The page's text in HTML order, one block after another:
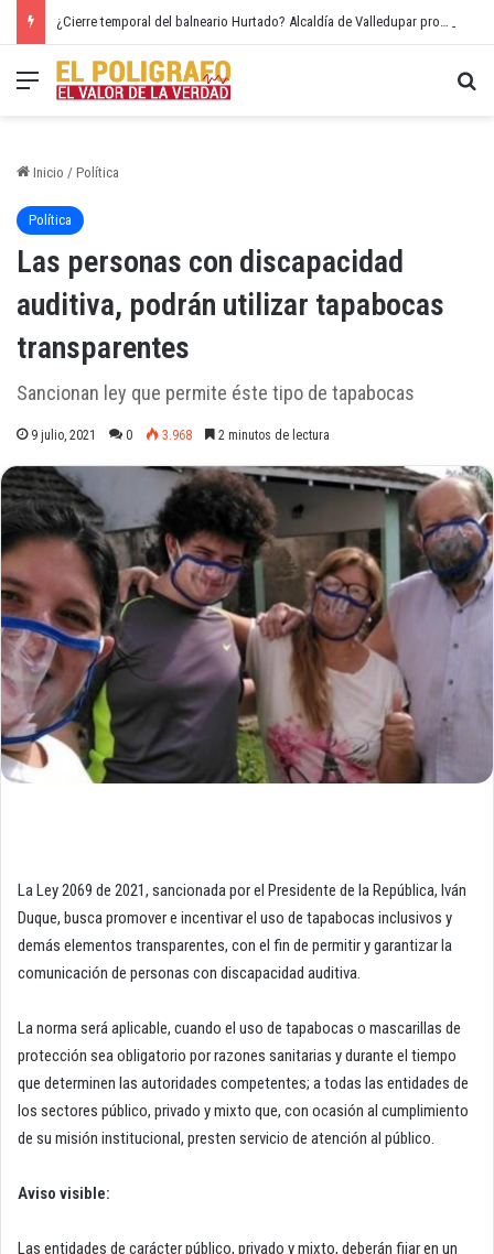
¿Cierre temporal del balneario Hurtado? Alcaldía de Valledupar propone recuperar el río Guatapurí
Menú
Inicio / Política
Política
Las personas con discapacidad
auditiva, podrán utilizar tapabocas
transparentes
Sancionan ley que permite éste tipo de tapabocas
9 julio, 2021 0 3.968 2 minutos de lectura
La Ley 2069 de 2021, sancionada por el Presidente de la República, Iván
Duque, busca promover e incentivar el uso de tapabocas inclusivos y
demás elementos transparentes, con el fin de permitir y garantizar la
comunicación de personas con discapacidad auditiva.
La norma será aplicable, cuando el uso de tapabocas o mascarillas de
protección sea obligatorio por razones sanitarias y durante el tiempo
que determinen las autoridades competentes; a todas las entidades de
los sectores público, privado y mixto que, con ocasión al cumplimiento
de su misión institucional, presten servicio de atención al público.
Aviso visible:
Las entidades de carácter público, privado y mixto, deberán fijar en un